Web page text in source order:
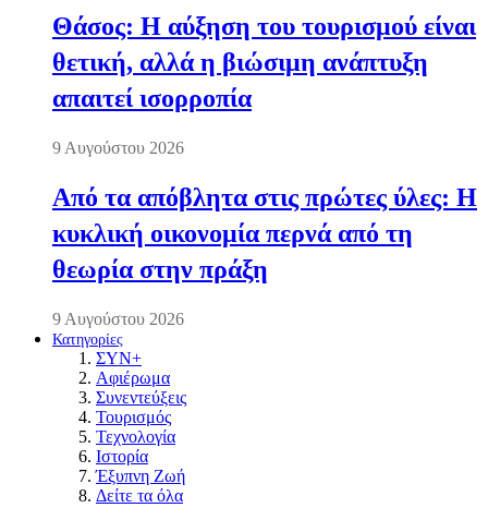
Θάσος: Η αύξηση του τουρισμού είναι
θετική, αλλά η βιώσιμη ανάπτυξη
απαιτεί ισορροπία
9 Αυγούστου 2026
Από τα απόβλητα στις πρώτες ύλες: Η
κυκλική οικονομία περνά από τη
θεωρία στην πράξη
9 Αυγούστου 2026
Κατηγορίες
ΣΥΝ+
Αφιέρωμα
Συνεντεύξεις
Τουρισμός
Τεχνολογία
Ιστορία
Έξυπνη Ζωή
Δείτε τα όλα